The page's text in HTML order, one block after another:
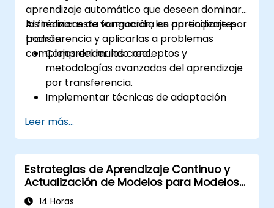
aprendizaje automático que deseen dominar
las técnicas de vanguardia en aprendizaje por
transferencia y aplicarlas a problemas
complejos del mundo real.
Al finalizar esta formación, los participantes
podrán:
Comprender los conceptos y
metodologías avanzadas del aprendizaje
por transferencia.
Implementar técnicas de adaptación
preentrenados.
Aplicar el aprendizaje continuo para
gestionar tareas y conjuntos de datos en
evolución.
Dominar el ajuste fino multitarea para
mejorar el rendimiento del modelo en
Leer más...
Estrategias de Aprendizaje Continuo y
Actualización de Modelos para Modelos
Ajustados Finalemente
14 Horas